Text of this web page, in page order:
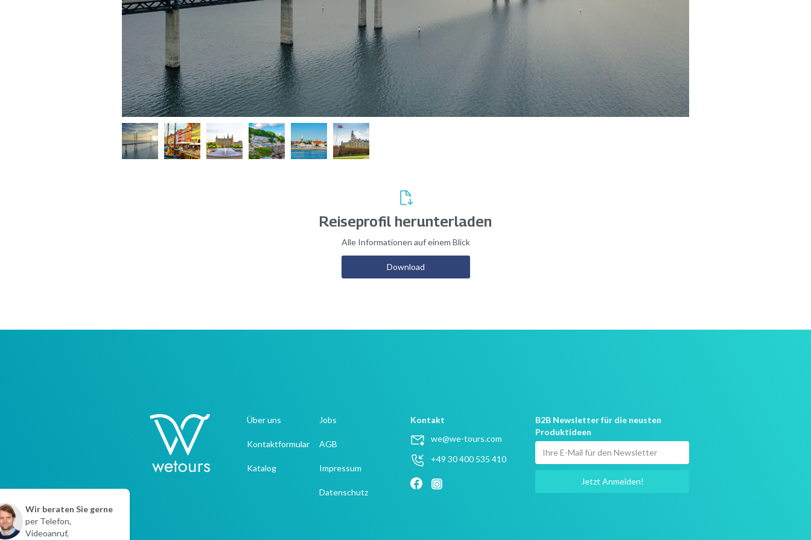
Reiseprofil herunterladen
Alle Informationen auf einem Blick
Download
Über uns
Kontaktformular
Katalog
Jobs
AGB
Impressum
Datenschutz
Kontakt
we@we-tours.com
+49 30 400 535 410
B2B Newsletter für die neusten
Produktideen
Wir beraten Sie gerne
per Telefon,
Videoanruf,